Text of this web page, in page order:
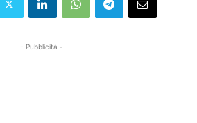
- Pubblicità -